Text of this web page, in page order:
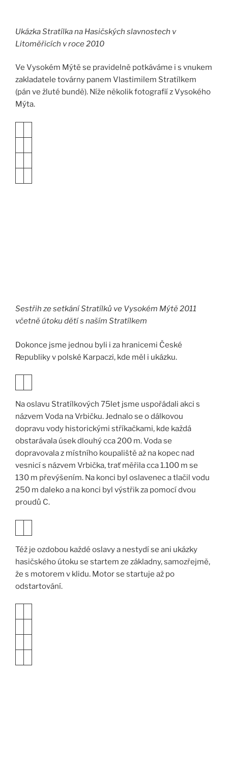
Ukázka Stratílka na Hasičských slavnostech v
Litoměřicích v roce 2010
Ve Vysokém Mýtě se pravidelně potkáváme i s vnukem
zakladatele továrny panem Vlastimilem Stratílkem
(pán ve žluté bundě). Níže několik fotografií z Vysokého
Mýta.
Sestřih ze setkání Stratílků ve Vysokém Mýtě 2011
včetně útoku dětí s naším Stratílkem
Dokonce jsme jednou byli i za hranicemi České
Republiky v polské Karpaczi, kde měl i ukázku.
Na oslavu Stratílkových 75let jsme uspořádali akci s
názvem Voda na Vrbičku. Jednalo se o dálkovou
dopravu vody historickými stříkačkami, kde každá
obstarávala úsek dlouhý cca 200 m. Voda se
dopravovala z místního koupaliště až na kopec nad
vesnicí s názvem Vrbička, trať měřila cca 1.100 m se
130 m převýšením. Na konci byl oslavenec a tlačil vodu
250 m daleko a na konci byl výstřik za pomocí dvou
proudů C.
Též je ozdobou každé oslavy a nestydí se ani ukázky
hasičského útoku se startem ze základny, samozřejmě,
že s motorem v klidu. Motor se startuje až po
odstartování.